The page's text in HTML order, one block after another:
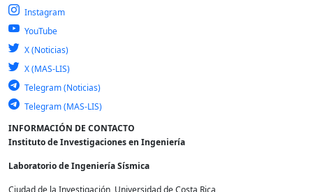
Instagram
YouTube
X (Noticias)
X (MAS-LIS)
Telegram (Noticias)
Telegram (MAS-LIS)
INFORMACIÓN DE CONTACTO
Instituto de Investigaciones en Ingeniería
Laboratorio de Ingeniería Sísmica
Ciudad de la Investigación, Universidad de Costa Rica